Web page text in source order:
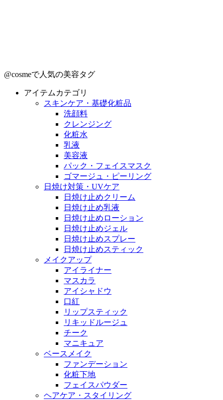
@cosmeで人気の美容タグ
アイテムカテゴリ
スキンケア・基礎化粧品
洗顔料
クレンジング
化粧水
乳液
美容液
パック・フェイスマスク
ゴマージュ・ピーリング
日焼け対策・UVケア
日焼け止めクリーム
日焼け止め乳液
日焼け止めローション
日焼け止めジェル
日焼け止めスプレー
日焼け止めスティック
メイクアップ
アイライナー
マスカラ
アイシャドウ
口紅
リップスティック
リキッドルージュ
チーク
マニキュア
ベースメイク
ファンデーション
化粧下地
フェイスパウダー
ヘアケア・スタイリング